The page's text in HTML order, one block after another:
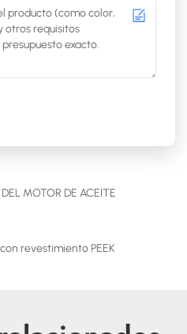
MOTOR DE ACEITE
revestimiento PEEK